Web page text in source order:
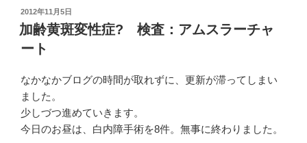
投
稿
日:
2012年11月5日
加齢黄斑変性症? 検査：アムスラーチャ
ート
なかなかブログの時間が取れずに、更新が滞ってしまい
ました。
少しづつ進めていきます。
今日のお昼は、白内障手術を8件。無事に終わりました。